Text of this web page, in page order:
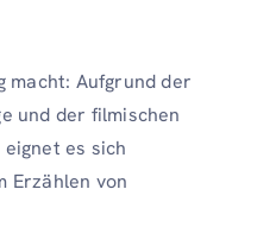
macht: Aufgrund der
und der filmischen
es sich
Erzählen von